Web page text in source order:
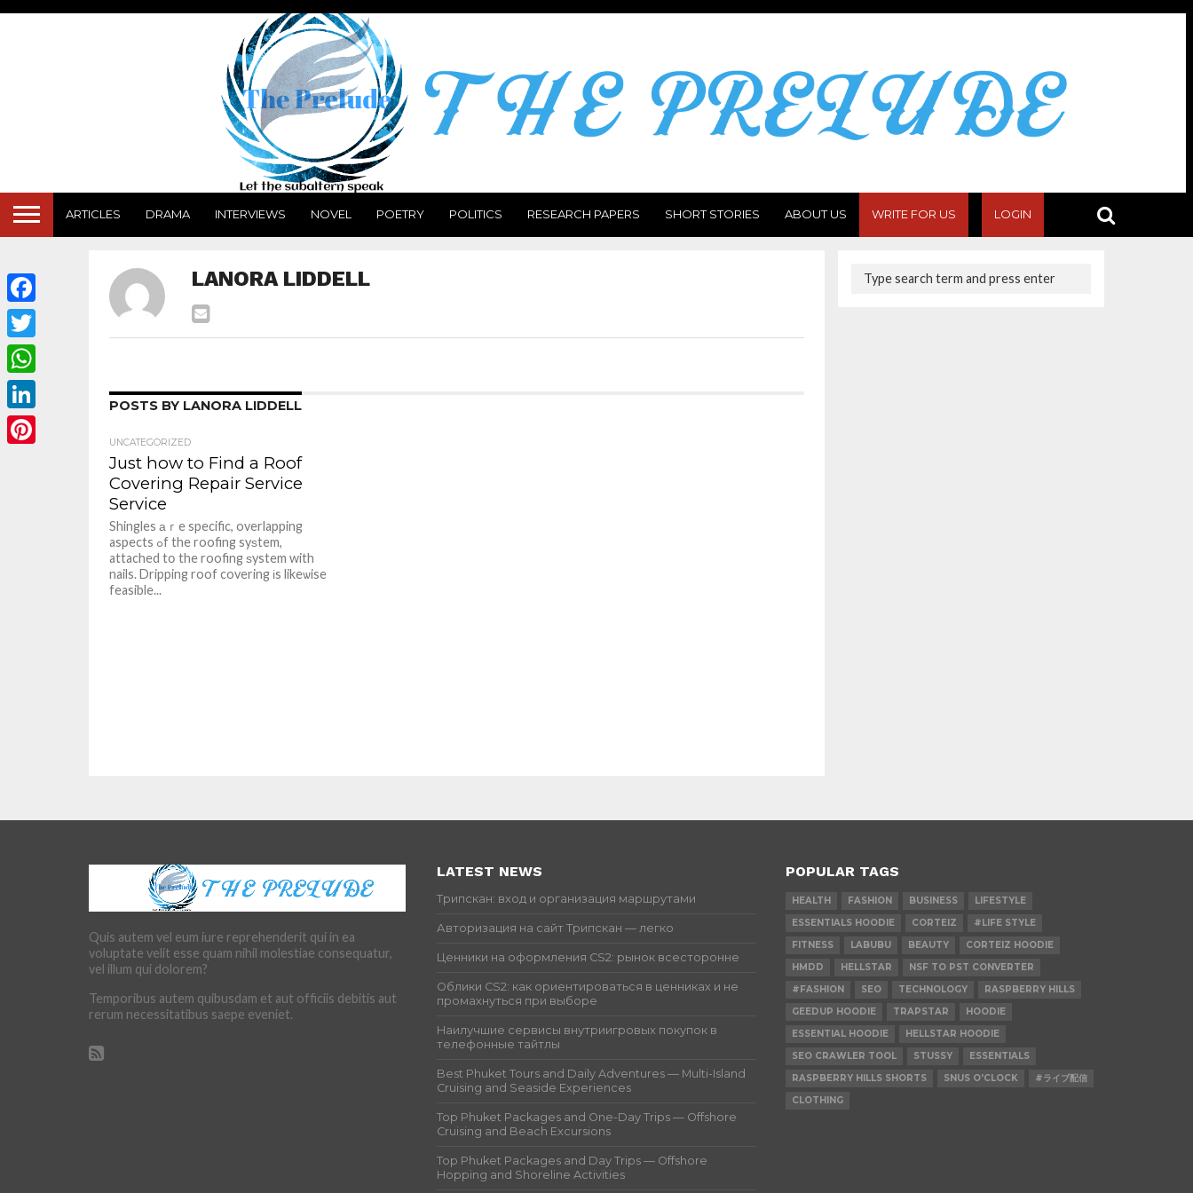
ARTICLES DRAMA INTERVIEWS NOVEL POETRY POLITICS RESEARCH PAPERS SHORT STORIES ABOUT US WRITE FOR US LOGIN
LANORA LIDDELL
POSTS BY LANORA LIDDELL
UNCATEGORIZED
Just how to Find a Roof
Covering Repair Service
Service
Shingles аｒe specific, overlapping
aspects ߋf the roofing syѕtem,
attached tօ the roofing ѕystem with
nails. Dripping roof covering іs likeѡise
feasible...
Quis autem vel eum iure reprehenderit qui in ea
voluptate velit esse quam nihil molestiae consequatur,
vel illum qui dolorem?
Temporibus autem quibusdam et aut officiis debitis aut
rerum necessitatibus saepe eveniet.
LATEST NEWS
Трипскан: вход и организация маршрутами
Авторизация на сайт Трипскан — легко
Ценники на оформления CS2: рынок всесторонне
Облики CS2: как ориентироваться в ценниках и не
промахнуться при выборе
Наилучшие сервисы внутриигровых покупок в
телефонные тайтлы
Best Phuket Tours and Daily Adventures — Multi-Island
Cruising and Seaside Experiences
Top Phuket Packages and One-Day Trips — Offshore
Cruising and Beach Excursions
Top Phuket Packages and Day Trips — Offshore
Hopping and Shoreline Activities
POPULAR TAGS
HEALTH FASHION BUSINESS
LIFESTYLE
ESSENTIALS HOODIE
CORTEIZ
#LIFE STYLE
FITNESS
LABUBU BEAUTY
CORTEIZ HOODIE
HMDD
HELLSTAR
NSF TO PST CONVERTER
#FASHION
SEO TECHNOLOGY
RASPBERRY HILLS
GEEDUP HOODIE
TRAPSTAR
HOODIE
ESSENTIAL HOODIE
HELLSTAR HOODIE
SEO CRAWLER TOOL
STUSSY
ESSENTIALS
RASPBERRY HILLS SHORTS
SNUS O'CLOCK
#ライブ配信
CLOTHING
Facebook
Twitter
WhatsApp
LinkedIn